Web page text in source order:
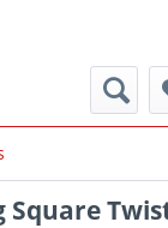
Square